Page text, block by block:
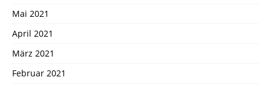
Mai 2021
April 2021
März 2021
Februar 2021